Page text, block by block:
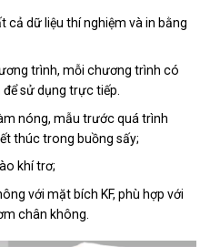
cả dữ liệu thí nghiệm và in bằng
trình, mỗi chương trình có
sử dụng trực tiếp.
nóng, mẫu trước quá trình
thúc trong buồng sấy;
khí trơ;
với mặt bích KF, phù hợp với
chân không.